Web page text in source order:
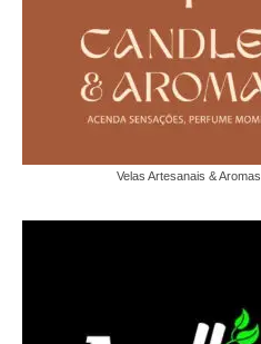
Velas Artesanais & Aromas